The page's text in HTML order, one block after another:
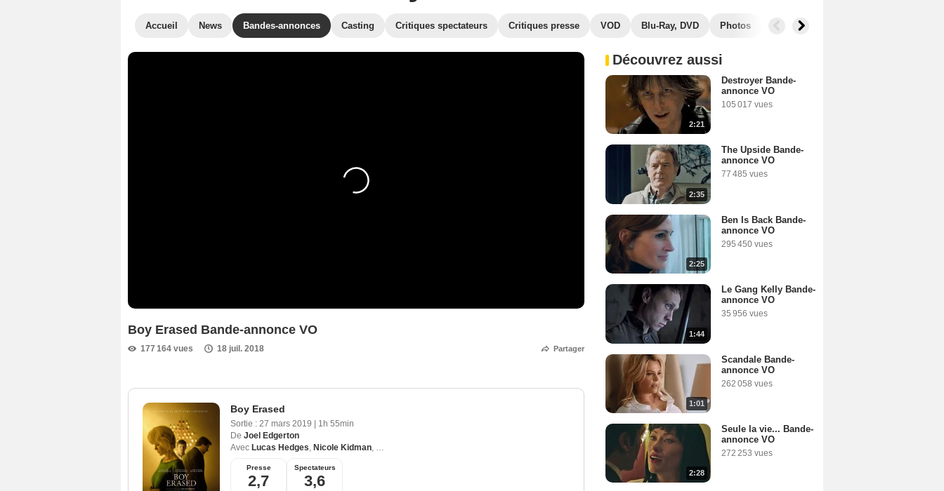
Accueil News Bandes-annonces Casting Critiques spectateurs Critiques presse VOD Blu-Ray, DVD Photos Musique
Boy Erased Bande-annonce VO
177 164 vues 18 juil. 2018 Partager
Boy Erased
Sortie : 27 mars 2019
1h 55min
De Joel Edgerton
Avec Lucas Hedges, Nicole Kidman, Joel Edgerton
Presse
2,7
Spectateurs
3,6
Découvrez aussi
2:21
Destroyer Bande-
annonce VO
105 017 vues
2:35
The Upside Bande-
annonce VO
77 485 vues
2:25
Ben Is Back Bande-
annonce VO
295 450 vues
1:44
Le Gang Kelly Bande-
annonce VO
35 956 vues
1:01
Scandale Bande-
annonce VO
262 058 vues
2:28
Seule la vie... Bande-
annonce VO
272 253 vues